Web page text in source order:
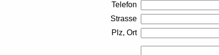
Telefon
Strasse
Plz, Ort